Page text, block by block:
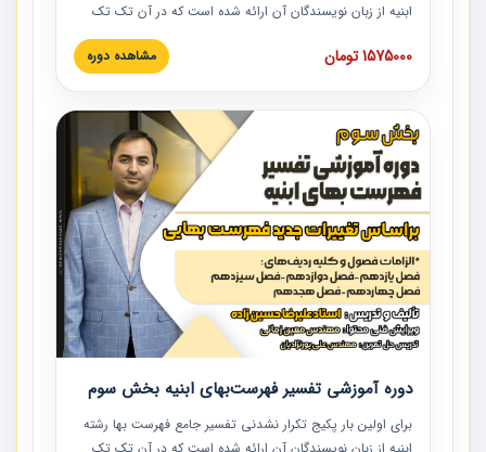
ابنیه از زبان نویسندگان آن ارائه شده است که در آن تک تک
ردیف ها و مطالب فهرست بها تفسیر و ارائه شده است. این
دوره به صورت کامل تصویری بوده و به همراه تصاویر عملیات
دوره با کلام مهندس علیرضاحسین‌زاده مدیر پروژه مهندسی
مشاور در امر بازنگری فهرست بها رشته ابنیه ارائه شده و به تمام
همکارانی که در حوزه صنعت ساخت در حال فعالیت هستند حتما
توصیه می کنیم از مطالب این دوره استفاده نمایند.
1575000 تومان مشاهده دوره
دوره آموزشی تفسیر فهرست‌بهای ابنیه بخش سوم
برای اولین بار پکیج تکرار نشدنی تفسیر جامع فهرست بها رشته